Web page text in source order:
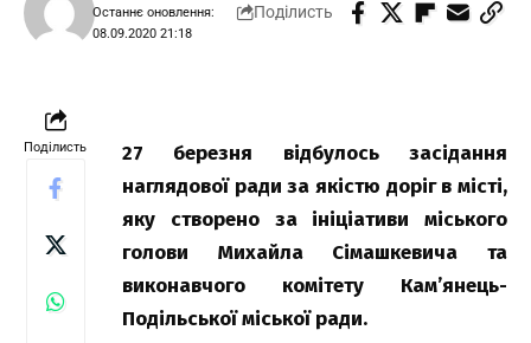
Останнє оновлення:
08.09.2020 21:18
Поділисть
Поділисть
27 березня відбулось засідання
наглядової ради за якістю доріг в місті,
яку створено за ініціативи міського
голови Михайла Сімашкевича та
виконавчого комітету Кам’янець-
Подільської міської ради.